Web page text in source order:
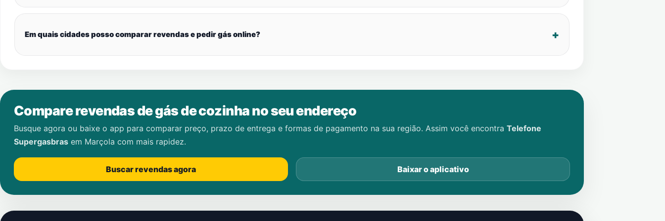
Em quais cidades posso comparar revendas e pedir gás online?
Compare revendas de gás de cozinha no seu endereço
Busque agora ou baixe o app para comparar preço, prazo de entrega e formas de pagamento na sua região. Assim você encontra Telefone
Supergasbras em Marçola com mais rapidez.
Buscar revendas agora Baixar o aplicativo